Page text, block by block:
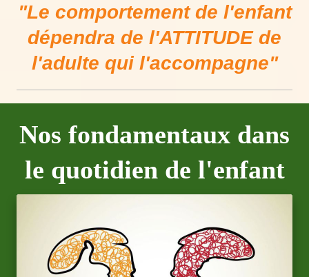
"Le comportement de l'enfant
dépendra de l'ATTITUDE de
l'adulte qui l'accompagne"
Nos fondamentaux dans
le quotidien de l'enfant